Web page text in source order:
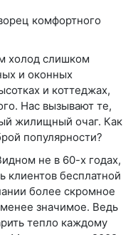
комфортного
холод слишком
и оконных
и коттеджах,
Нас вызывают те,
жилищный очаг. Как
популярности?
не в 60-х годах,
клиентов бесплатной
более скромное
значимое. Ведь
тепло каждому